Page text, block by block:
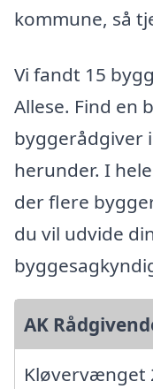
kommune, så
Vi fandt 15
Allese. Find en
byggerådgiver
herunder. I
der flere
du vil udvide
AK
Kløvervænget